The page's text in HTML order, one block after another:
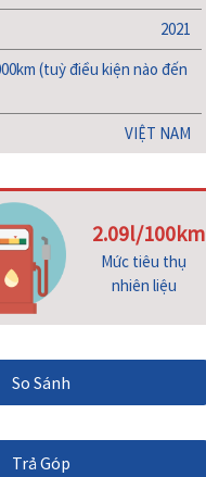
2021
(tuỳ điều kiện nào đến
VIỆT NAM
2.09l/100km
Mức tiêu thụ
nhiên liệu
So Sánh
Trả Góp